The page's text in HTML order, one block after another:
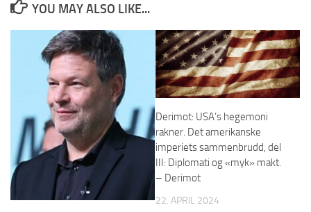
YOU MAY ALSO LIKE...
Derimot: USA’s hegemoni
rakner. Det amerikanske
imperiets sammenbrudd, del
III: Diplomati og «myk» makt.
– Derimot
22. APRIL 2024